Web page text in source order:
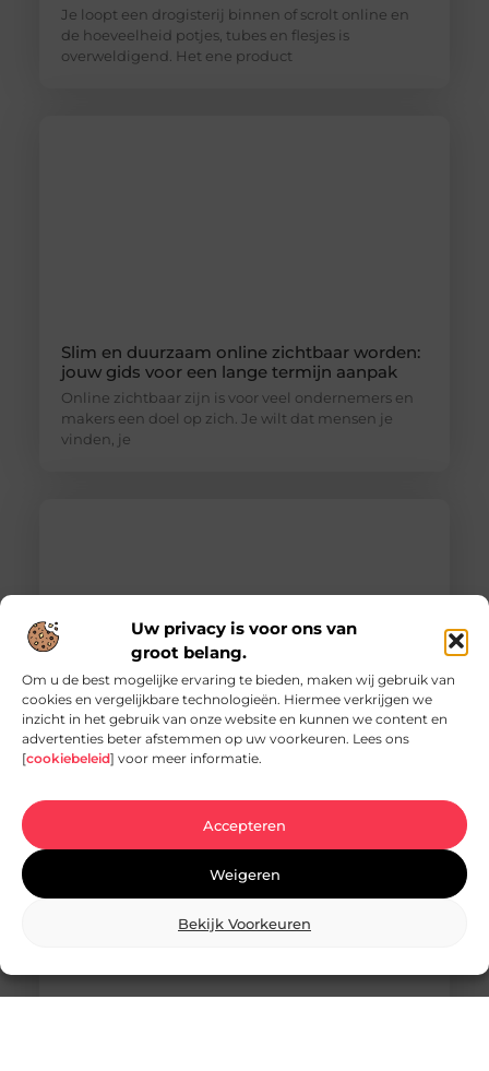
Uw privacy is voor ons van
groot belang.
Om u de best mogelijke ervaring te bieden, maken wij gebruik van
cookies en vergelijkbare technologieën. Hiermee verkrijgen we
inzicht in het gebruik van onze website en kunnen we content en
advertenties beter afstemmen op uw voorkeuren. Lees ons
[cookiebeleid] voor meer informatie.
Accepteren
Weigeren
Bekijk Voorkeuren
Je loopt een drogisterij binnen of scrolt online en
de hoeveelheid potjes, tubes en flesjes is
overweldigend. Het ene product
Slim en duurzaam online zichtbaar worden:
jouw gids voor een lange termijn aanpak
Online zichtbaar zijn is voor veel ondernemers en
makers een doel op zich. Je wilt dat mensen je
vinden, je
Vacature hovenier in Ermelo: een uniek
carrièrepad in het groen
groene sector? Dan is de vacature hovenier in
Ermelo wellicht precies wat